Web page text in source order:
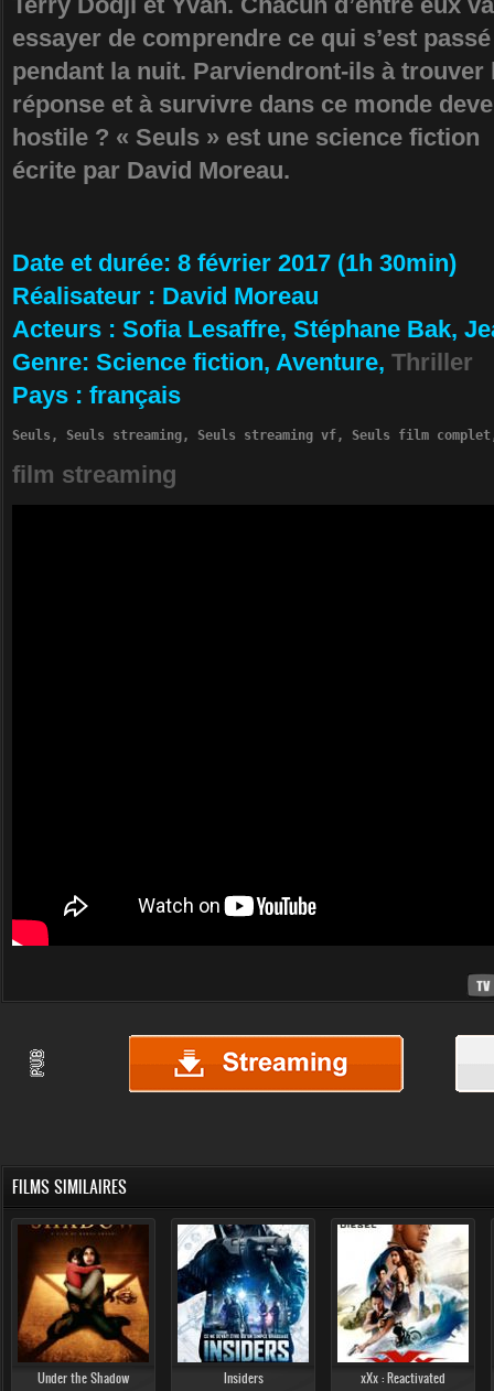
essayer de comprendre ce qui s’est passé
pendant la nuit. Parviendront-ils à trouver
réponse et à survivre dans ce monde
hostile ? « Seuls » est une science fiction
écrite par David Moreau.
Da­te et durée: 8 février 2017 (1h 30min)
Ré­alisateur : David Moreau
Ac­teurs : Sofia Lesaffre, Stéphane Bak,
Ge­nre: Science fiction, Aventure, Thriller
Pa­ys : français
Seuls, Seuls streaming, Seuls streaming vf, Seuls film
film streaming
FILMS SIMILAIRES
Under the Shadow Insiders xXx : Reactivated